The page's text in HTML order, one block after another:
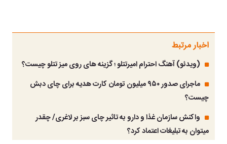
اخبار مرتبط
(ویدئو) آهنگ احترام امیرتتلو ؛ گزینه های روی میز تتلو چیست؟
ماجرای صدور ۹۵۰ میلیون تومان کارت هدیه برای چای دبش
چیست؟
واکنش سازمان غذا و دارو به تاثیر چای سبز بر لاغری/ چقدر
میتوان به تبلیغات اعتماد کرد؟